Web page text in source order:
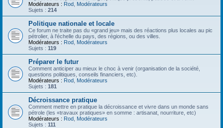
Modérateurs : Rod Modérateurs
Sujets : 214
Politique nationale et locale
Ce forum ne traite pas du «grand jeu» mais des réactions plus locales au pic
pétrolier, à l'échelle du pays, des régions, ou des villes.
Modérateurs : Rod Modérateurs
Sujets : 119
Préparer le futur
Comment anticiper au mieux le choc à venir (organisation de la société,
questions politiques, conseils financiers, etc).
Modérateurs : Rod Modérateurs
Sujets : 181
Décroissance pratique
Comment mettre en pratique la décroissance et vivre dans un monde sans
pétrole (les «travaux pratiques» en somme : artisanat, nourriture, etc)
Modérateurs : Rod Modérateurs
Sujets : 111